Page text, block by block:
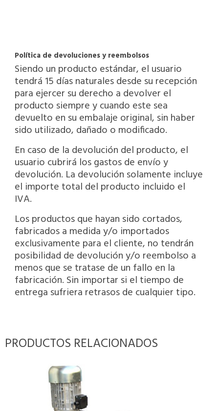
Política de devoluciones y reembolsos
Siendo un producto estándar, el usuario
tendrá 15 días naturales desde su recepción
para ejercer su derecho a devolver el
producto siempre y cuando este sea
devuelto en su embalaje original, sin haber
sido utilizado, dañado o modificado.
En caso de la devolución del producto, el
usuario cubrirá los gastos de envío y
devolución. La devolución solamente incluye
el importe total del producto incluido el
IVA.
Los productos que hayan sido cortados,
fabricados a medida y/o importados
exclusivamente para el cliente, no tendrán
posibilidad de devolución y/o reembolso a
menos que se tratase de un fallo en la
fabricación. Sin importar si el tiempo de
entrega sufriera retrasos de cualquier tipo.
PRODUCTOS RELACIONADOS